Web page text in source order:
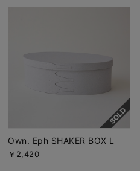
Own. Eph SHAKER BOX L
￥2,420